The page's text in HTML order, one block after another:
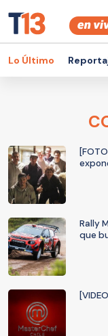
Lo Último
Rally
que